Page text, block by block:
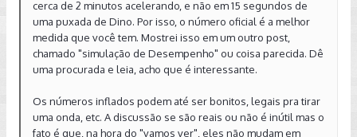
cerca de 2 minutos acelerando, e não em 15 segundos de
uma puxada de Dino. Por isso, o número oficial é a melhor
medida que você tem. Mostrei isso em um outro post,
chamado "simulação de Desempenho" ou coisa parecida. Dê
uma procurada e leia, acho que é interessante.
Os números inflados podem até ser bonitos, legais pra tirar
uma onda, etc. A discussão se são reais ou não é inútil mas o
fato é que, na hora do "vamos ver", eles não mudam em